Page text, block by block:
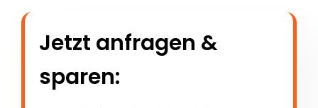
Jetzt anfragen &
sparen: